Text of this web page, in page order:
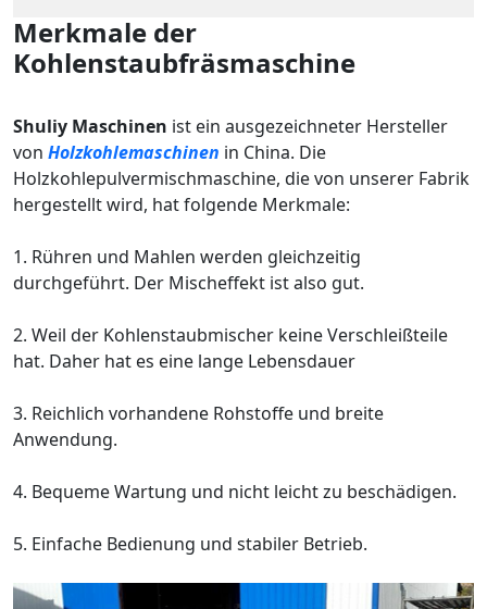
Merkmale der
Kohlenstaubfräsmaschine
Shuliy Maschinen ist ein ausgezeichneter Hersteller
von Holzkohlemaschinen in China. Die
Holzkohlepulvermischmaschine, die von unserer Fabrik
hergestellt wird, hat folgende Merkmale:
1. Rühren und Mahlen werden gleichzeitig
durchgeführt. Der Mischeffekt ist also gut.
2. Weil der Kohlenstaubmischer keine Verschleißteile
hat. Daher hat es eine lange Lebensdauer
3. Reichlich vorhandene Rohstoffe und breite
Anwendung.
4. Bequeme Wartung und nicht leicht zu beschädigen.
5. Einfache Bedienung und stabiler Betrieb.